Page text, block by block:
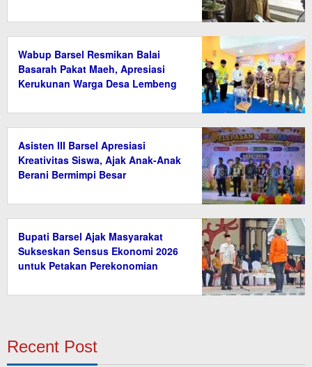
Wabup Barsel Resmikan Balai
Basarah Pakat Maeh, Apresiasi
Kerukunan Warga Desa Lembeng
Asisten III Barsel Apresiasi
Kreativitas Siswa, Ajak Anak-Anak
Berani Bermimpi Besar
Bupati Barsel Ajak Masyarakat
Sukseskan Sensus Ekonomi 2026
untuk Petakan Perekonomian
Recent Post